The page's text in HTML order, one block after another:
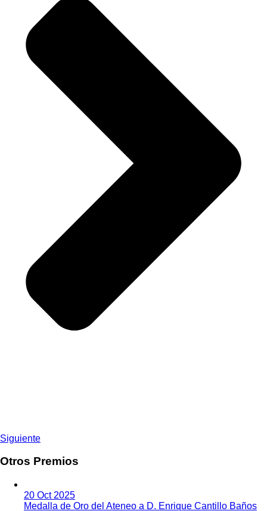
Siguiente
Otros Premios
20 Oct 2025
Medalla de Oro del Ateneo a D. Enrique Cantillo Baños